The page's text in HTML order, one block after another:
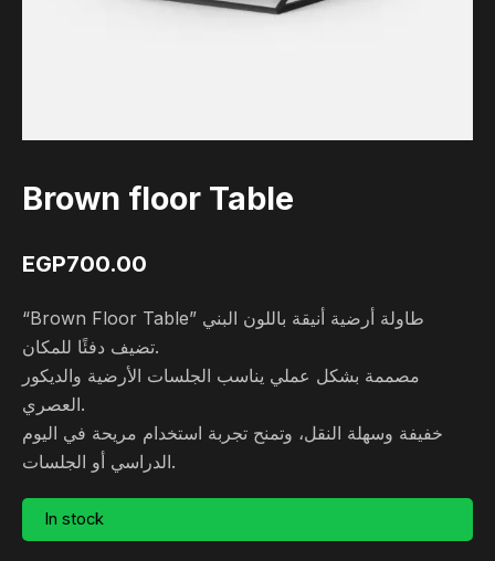
Brown floor Table
EGP700.00
“Brown Floor Table” طاولة أرضية أنيقة باللون البني
تضيف دفئًا للمكان.
مصممة بشكل عملي يناسب الجلسات الأرضية والديكور
العصري.
خفيفة وسهلة النقل، وتمنح تجربة استخدام مريحة في اليوم
الدراسي أو الجلسات.
In stock